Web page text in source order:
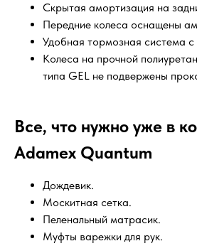
Скрытая амортизация на
Передние колеса оснащены
Удобная тормозная система с
Колеса на прочной
типа GEL не подвержены
Все, что нужно уже в
Adamex Quantum
Дождевик.
Москитная сетка.
Пеленальный матрасик.
Муфты варежки для рук.